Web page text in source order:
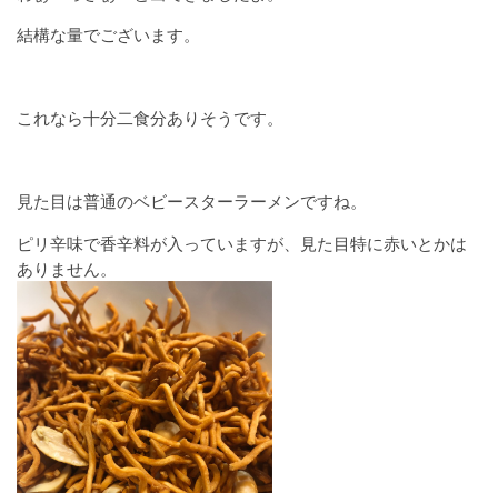
結構な量でございます。
これなら十分二食分ありそうです。
見た目は普通のベビースターラーメンですね。
ピリ辛味で香辛料が入っていますが、見た目特に赤いとかは
ありません。